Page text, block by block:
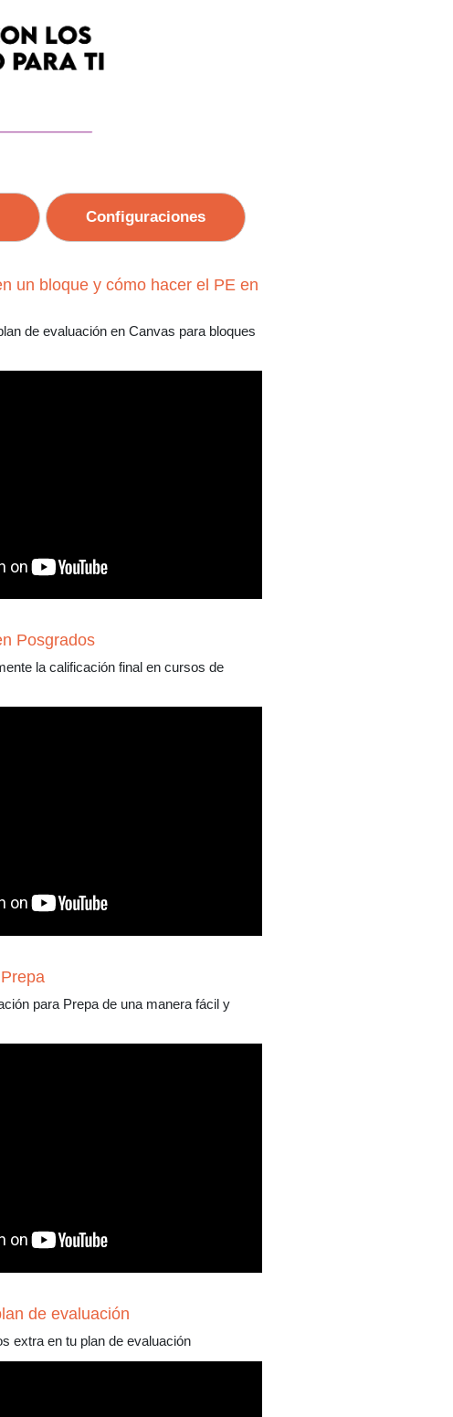
Configuraciones
un bloque y cómo hacer el PE en
de evaluación en Canvas para bloques
Posgrados
la calificación final en cursos de
para Prepa de una manera fácil y
de evaluación
extra en tu plan de evaluación